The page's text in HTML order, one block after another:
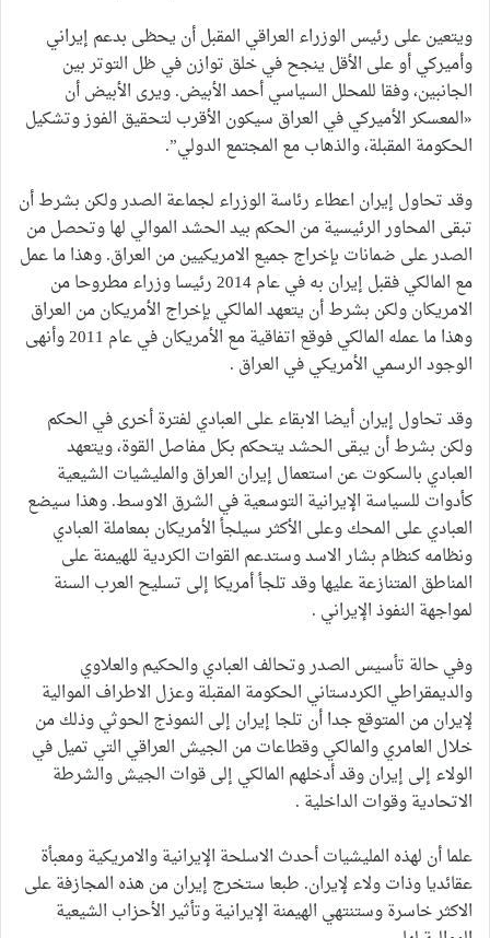
ويتعين على رئيس الوزراء العراقي المقبل أن يحظى بدعم إيراني
وأميركي أو على الأقل ينجح في خلق توازن في ظل التوتر بين
الجانبين، وفقا للمحلل السياسي أحمد الأبيض. ويرى الأبيض أن
«المعسكر الأميركي في العراق سيكون الأقرب لتحقيق الفوز وتشكيل
الحكومة المقبلة، والذهاب مع المجتمع الدولي”.
وقد تحاول إيران اعطاء رئاسة الوزراء لجماعة الصدر ولكن بشرط أن
تبقى المحاور الرئيسية من الحكم بيد الحشد الموالي لها وتحصل من
الصدر على ضمانات بإخراج جميع الامريكيين من العراق. وهذا ما عمل
مع المالكي فقبل إيران به في عام 2014 رئيسا وزراء مطروحا من
الامريكان ولكن بشرط أن يتعهد المالكي بإخراج الأمريكان من العراق
وهذا ما عمله المالكي فوقع اتفاقية مع الأمريكان في عام 2011 وأنهى
الوجود الرسمي الأمريكي في العراق .
وقد تحاول إيران أيضا الابقاء على العبادي لفترة أخرى في الحكم
ولكن بشرط أن يبقى الحشد يتحكم بكل مفاصل القوة، ويتعهد
العبادي بالسكوت عن استعمال إيران العراق والمليشيات الشيعية
كأدوات للسياسة الإيرانية التوسعية في الشرق الاوسط. وهذا سيضع
العبادي على المحك وعلى الأكثر سيلجأ الأمريكان بمعاملة العبادي
ونظامه كنظام بشار الاسد وستدعم القوات الكردية للهيمنة على
المناطق المتنازعة عليها وقد تلجأ أمريكا إلى تسليح العرب السنة
لمواجهة النفوذ الإيراني .
وفي حالة تأسيس الصدر وتحالف العبادي والحكيم والعلاوي
والديمقراطي الكردستاني الحكومة المقبلة وعزل الاطراف الموالية
لإيران من المتوقع جدا أن تلجا إيران إلى النموذج الحوثي وذلك من
خلال العامري والمالكي وقطاعات من الجيش العراقي التي تميل في
الولاء إلى إيران وقد أدخلهم المالكي إلى قوات الجيش والشرطة
الاتحادية وقوات الداخلية .
علما أن لهذه المليشيات أحدث الاسلحة الإيرانية والامريكية ومعبأة
عقائديا وذات ولاء لإيران. طبعا ستخرج إيران من هذه المجازفة على
الاكثر خاسرة وستنتهي الهيمنة الإيرانية وتأثير الأحزاب الشيعية